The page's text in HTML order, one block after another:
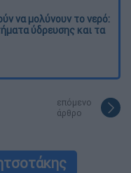
να μολύνουν το νερό:
ύδρευσης και τα
επόμενο
άρθρο